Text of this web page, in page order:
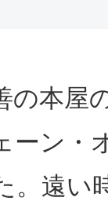
の本屋
ーン・
。遠い